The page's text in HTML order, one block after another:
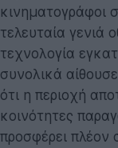
κινηματογράφοι
τελευταία γενιά
τεχνολογία
συνολικά
ότι η περιοχή
κοινότητες
προσφέρει πλέον